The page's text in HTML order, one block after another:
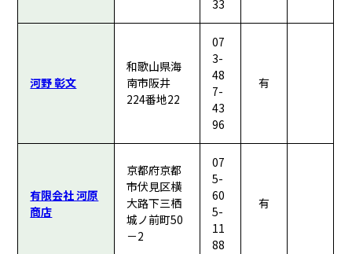
33
河野 彰文
和歌山県海
南市阪井
224番地22
07
3-
48
7-
43
96
有
有限会社 河原
商店
京都府京都
市伏見区横
大路下三栖
城ノ前町50
－2
07
5-
60
5-
11
88
有